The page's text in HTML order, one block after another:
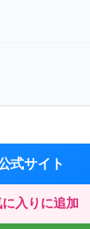
式サイト
に入りに追加